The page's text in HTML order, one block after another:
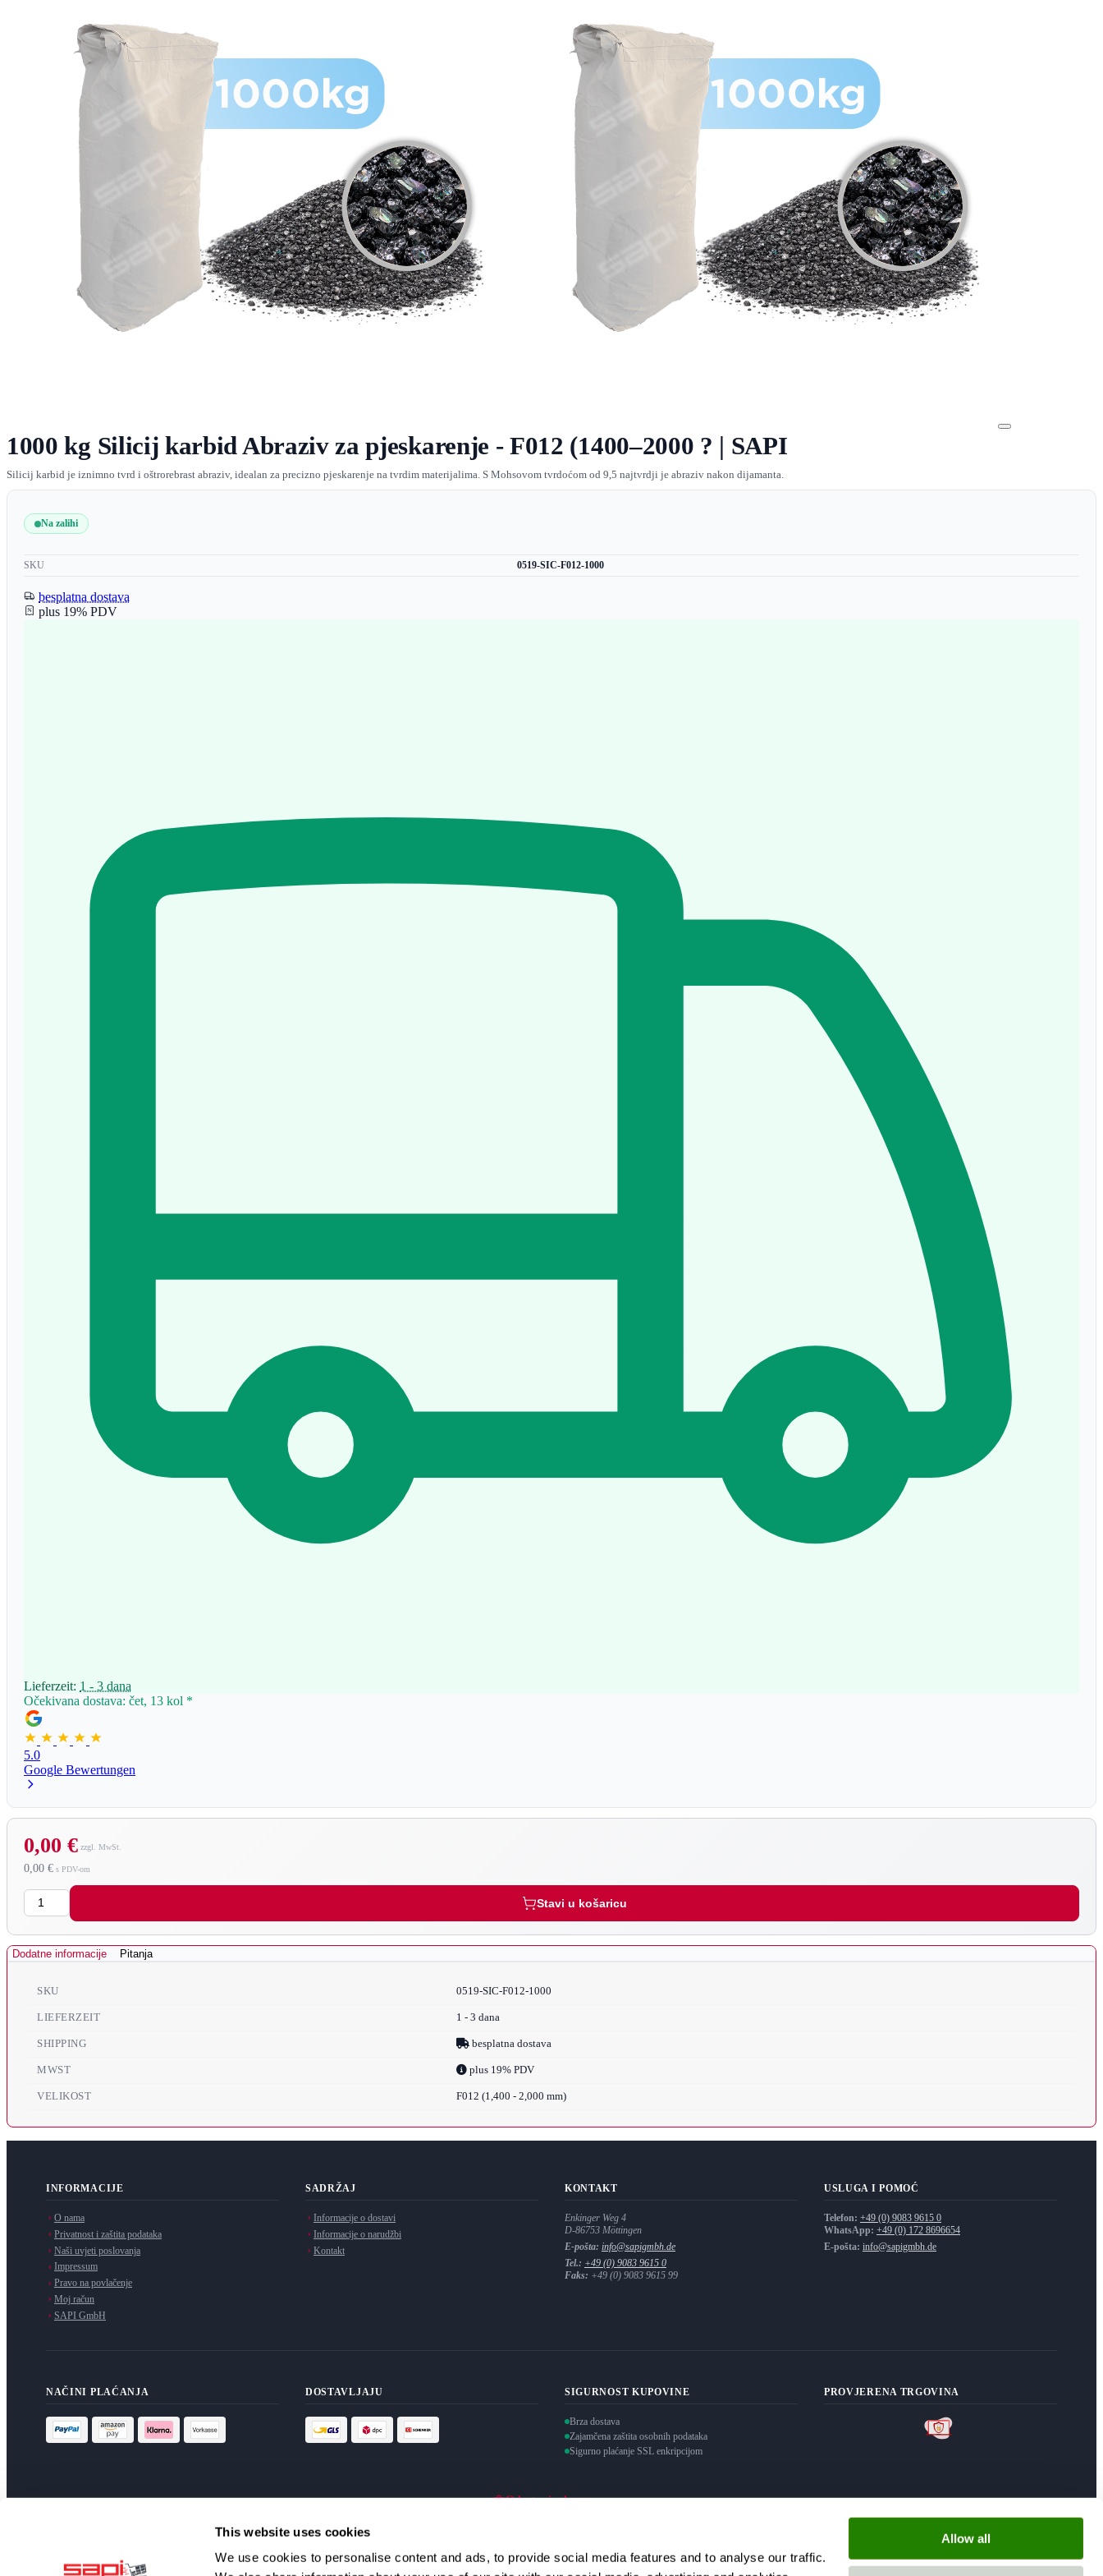
This website uses cookies
We use cookies to personalise content and ads, to provide social media features and to analyse our traffic.
Allow all
1000 kg Silicij karbid Abraziv za pjeskarenje - F012 (1400–2000 ? | SAPI
Silicij karbid je iznimno tvrd i oštrorebrast abraziv, idealan za precizno pjeskarenje na tvrdim materijalima. S Mohsovom tvrdoćom od 9,5 najtvrdji je abraziv nakon dijamanta.
Na zalihi
SKU 0519-SIC-F012-1000
besplatna dostava
plus 19% PDV
Lieferzeit: 1 - 3 dana
Očekivana dostava: čet, 13 kol *
5.0
Google Bewertungen
0,00 €
0,00 €
Količina
Stavi u košaricu
Dodatne informacije Pitanja
SKU 0519-SIC-F012-1000
LIEFERZEIT 1 - 3 dana
SHIPPING besplatna dostava
MWST plus 19% PDV
VELIKOST F012 (1,400 - 2,000 mm)
INFORMACIJE
O nama
Privatnost i zaštita podataka
Naši uvjeti poslovanja
Impressum
Pravo na povlačenje
Moj račun
SAPI GmbH
SADRŽAJ
Informacije o dostavi
Informacije o narudžbi
Kontakt
KONTAKT
Enkinger Weg 4
D-86753 Möttingen
E-pošta: info@sapigmbh.de
Tel.: +49 (0) 9083 9615 0
Faks: +49 (0) 9083 9615 99
USLUGA I POMOĆ
Telefon: +49 (0) 9083 9615 0
WhatsApp: +49 (0) 172 8696654
E-pošta: info@sapigmbh.de
NAČINI PLAĆANJA DOSTAVLJAJU SIGURNOST KUPOVINE
Brza dostava
Zajamčena zaštita osobnih podataka
Sigurno plaćanje SSL enkripcijom
PROVJERENA TRGOVINA
Odustani od ugovora
Pretplatite se na naš newsletter za ekskluzivne ponude i vijesti.